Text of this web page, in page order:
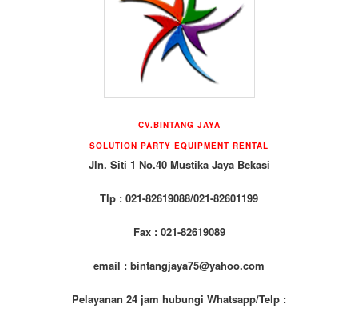
CV.BINTANG JAYA
SOLUTION PARTY EQUIPMENT RENTAL
Jln. Siti 1 No.40 Mustika Jaya Bekasi
Tlp : 021-82619088/021-82601199
Fax : 021-82619089
email : bintangjaya75@yahoo.com
Pelayanan 24 jam hubungi Whatsapp/Telp :